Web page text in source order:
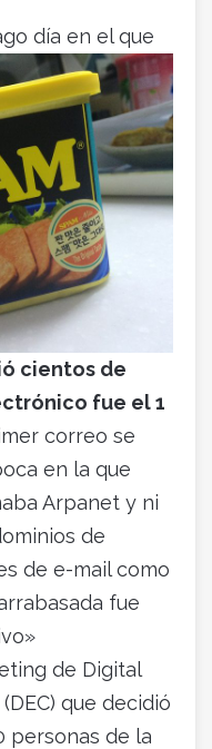
día en el que
cientos de
fue el 1
correo se
en la que
Arpanet y ni
de
de e-mail como
fue
de Digital
que decidió
personas de la